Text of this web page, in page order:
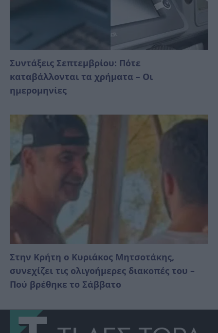
Συντάξεις Σεπτεμβρίου: Πότε
καταβάλλονται τα χρήματα – Οι
ημερομηνίες
Στην Κρήτη ο Κυριάκος Μητσοτάκης,
συνεχίζει τις ολιγοήμερες διακοπές του –
Πού βρέθηκε το Σάββατο